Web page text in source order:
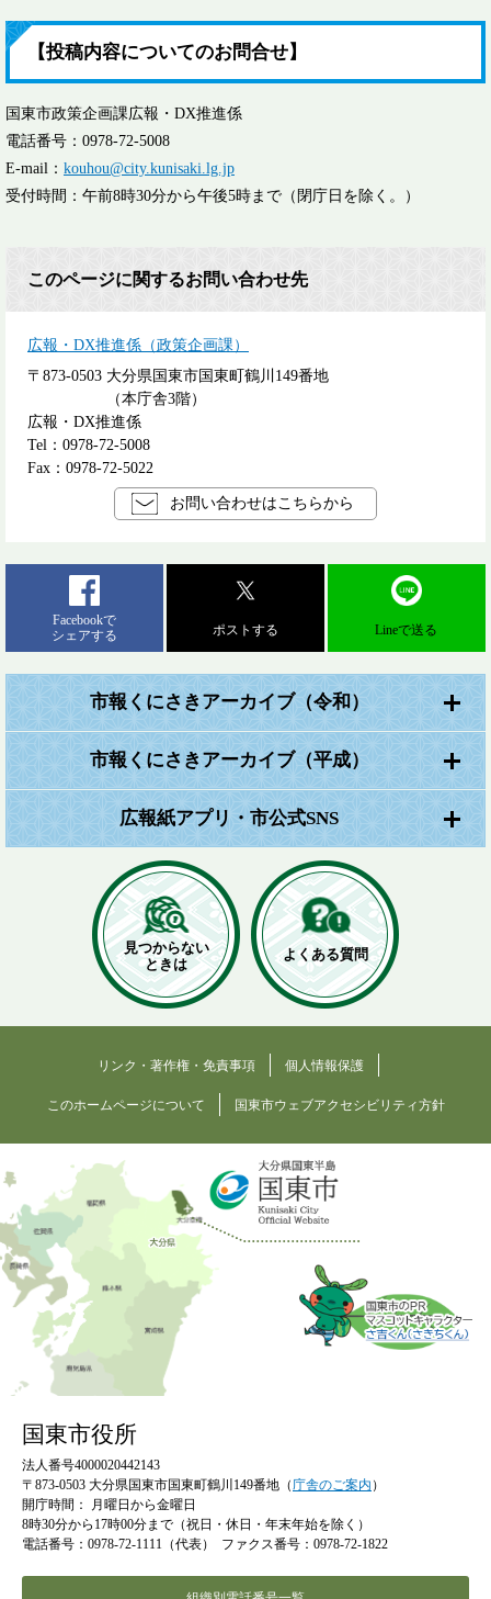
【投稿内容についてのお問合せ】
国東市政策企画課広報・DX推進係
電話番号：0978-72-5008
E-mail： kouhou@city.kunisaki.lg.jp
受付時間：午前8時30分から午後5時まで（閉庁日を除く。）
このページに関するお問い合わせ先
広報・DX推進係（政策企画課）
〒873-0503 大分県国東市国東町鶴川149番地
（本庁舎3階）
広報・DX推進係
Tel：0978-72-5008
Fax：0978-72-5022
お問い合わせはこちらから
Facebookで
シェアする
ポストする Lineで送る
市報くにさきアーカイブ（令和）
市報くにさきアーカイブ（平成）
広報紙アプリ・市公式SNS
見つからない
ときは
よくある質問
リンク・著作権・免責事項 個人情報保護
このホームページについて 国東市ウェブアクセシビリティ方針
国東市役所
法人番号4000020442143
〒873-0503 大分県国東市国東町鶴川149番地（ 庁舎のご案内 ）
開庁時間：
月曜日から金曜日
8時30分から17時00分まで（祝日・休日・年末年始を除く）
電話番号：0978-72-1111（代表）
ファクス番号：0978-72-1822